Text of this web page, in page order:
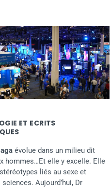
ET ECRITS
évolue dans un milieu dit
hommes…Et elle y excelle. Elle
liés au sexe et
Aujourd’hui, Dr